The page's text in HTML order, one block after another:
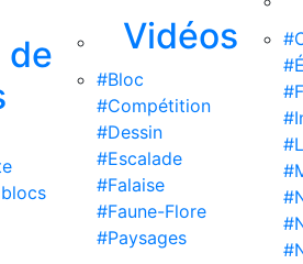
de
Vidéos
#Bloc
#Compétition
#Dessin
#Escalade
#Falaise
#Faune-Flore
#Paysages